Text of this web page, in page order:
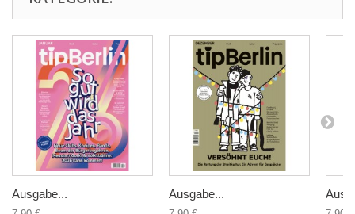
Ausgabe... Ausgabe...